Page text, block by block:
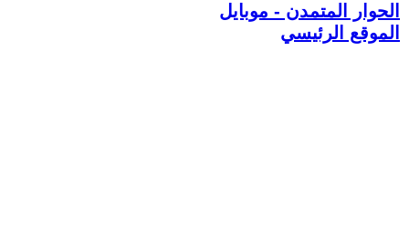
الحوار المتمدن - موبايل
الموقع الرئيسي